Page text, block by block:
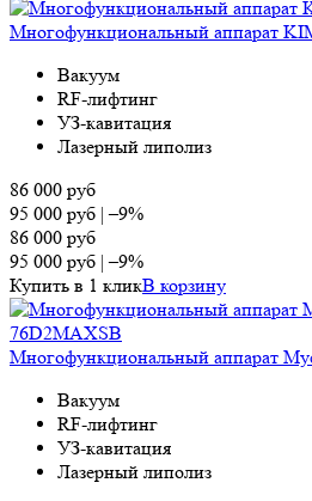
Многофункциональный аппарат
Вакуум
RF-лифтинг
УЗ-кавитация
Лазерный липолиз
86 000 руб
95 000 руб |–9%
86 000 руб
95 000 руб |–9%
Купить в 1 кликВ корзину
Многофункциональный аппарат
Вакуум
RF-лифтинг
УЗ-кавитация
Лазерный липолиз